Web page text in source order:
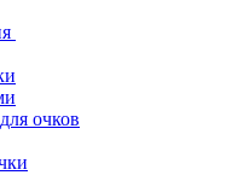
очков